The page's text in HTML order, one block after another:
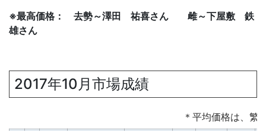
※最高価格： 去勢～澤田 祐喜さん 雌～下屋敷 鉄
雄さん
2017年10月市場成績
＊平均価格は、